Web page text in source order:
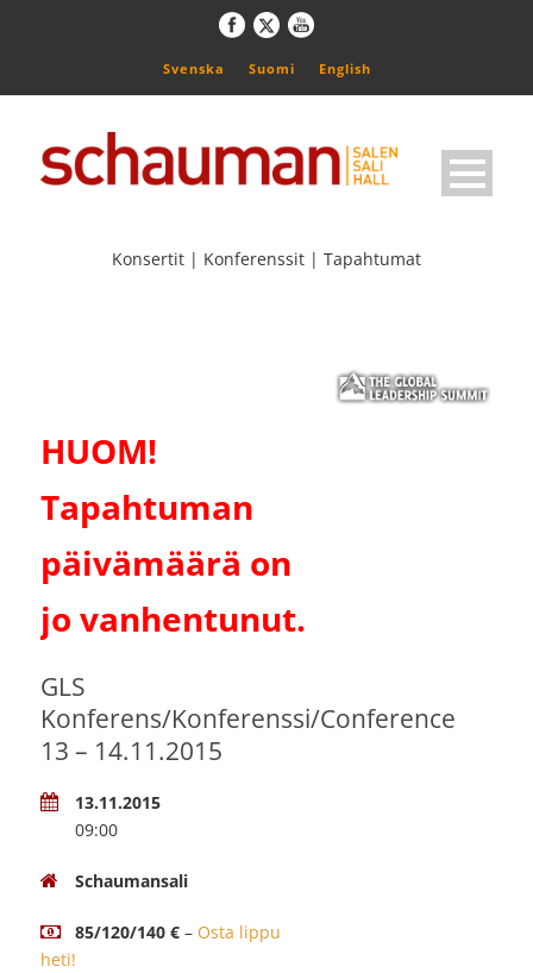
Svenska Suomi English
Konsertit | Konferenssit | Tapahtumat
HUOM!
Tapahtuman
päivämäärä on
jo vanhentunut.
GLS
Konferens/Konferenssi/Conference
13 – 14.11.2015
13.11.2015
09:00
Schaumansali
85/120/140 € – Osta lippu
heti!